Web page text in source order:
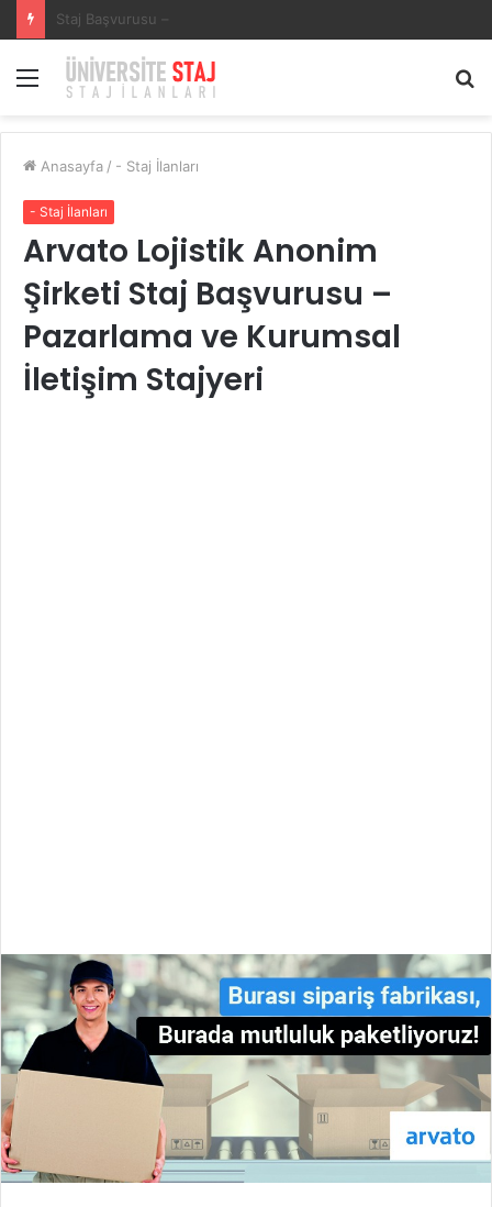
Menü
Anasayfa / - Staj İlanları
- Staj İlanları
Arvato Lojistik Anonim
Şirketi Staj Başvurusu –
Pazarlama ve Kurumsal
İletişim Stajyeri